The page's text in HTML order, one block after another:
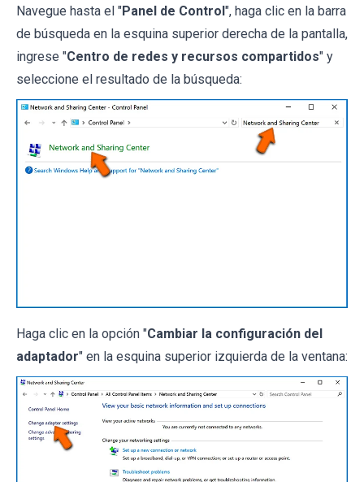
Navegue hasta el "Panel de Control ", haga clic en la barra
de búsqueda en la esquina superior derecha de la pantalla,
ingrese "Centro de redes y recursos compartidos" y
seleccione el resultado de la búsqueda:
Haga clic en la opción "Cambiar la configuración del
adaptador" en la esquina superior izquierda de la ventana: